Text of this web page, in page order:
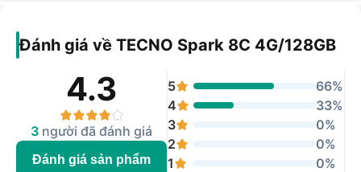
Đánh giá về TECNO Spark 8C 4G/128GB
4.3
3 người đã đánh giá
Đánh giá sản phẩm
5
66%
4
33%
3
0%
2
0%
1
0%